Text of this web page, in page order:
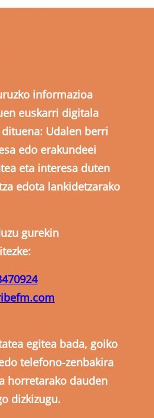
informazioa
euskarri digitala
Udalen berri
edo erakundeei
eta interesa duten
edota lankidetzarako
gurekin
egitea bada, goiko
telefono-zenbakira
horretarako dauden
dizkizugu.